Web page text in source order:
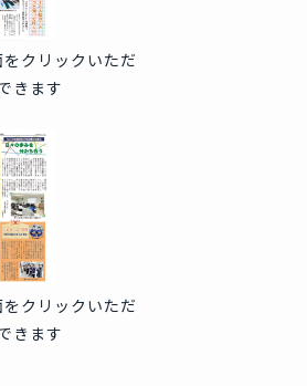
クリックいただ
きます
クリックいただ
きます